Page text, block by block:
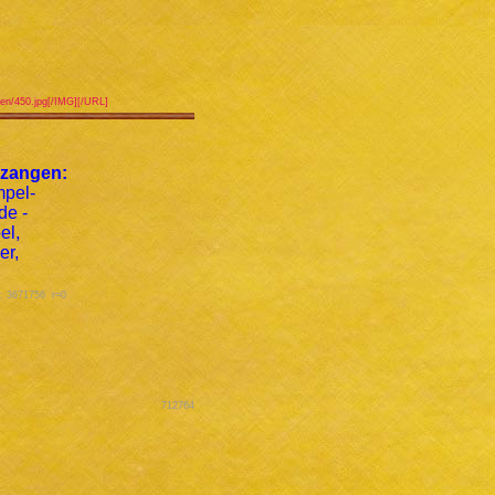
450.jpg[/IMG][/URL]
3671756 r=0
712764